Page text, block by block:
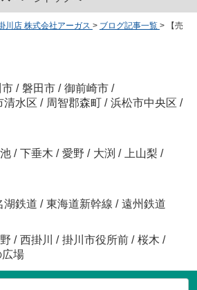
川店 株式会社アーガス > ブログ記事一覧 >
【売
市 / 磐田市 / 御前崎市 /
清水区 / 周智郡森町 / 浜松市中央区 /
/ 下垂木 / 愛野 / 大渕 / 上山梨 /
湖鉄道 / 東海道新幹線 / 遠州鉄道
/ 西掛川 / 掛川市役所前 / 桜木 /
広場